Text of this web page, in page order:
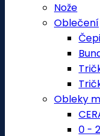
Nože
Oblečení
Obleky
0 -